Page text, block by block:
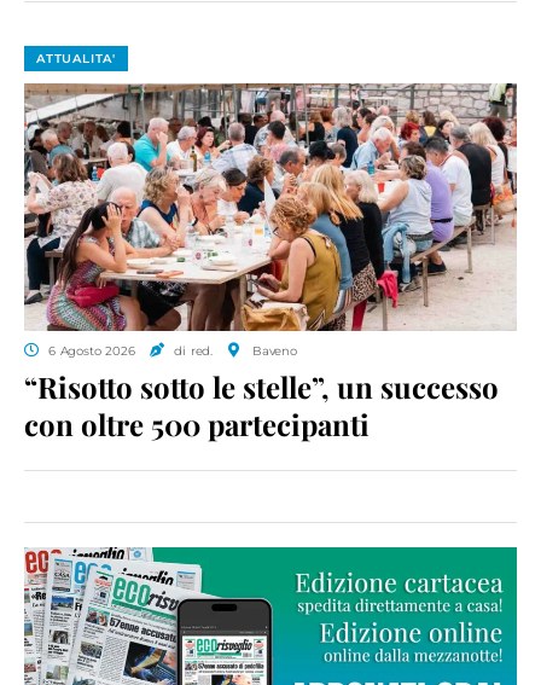
ATTUALITA'
6 Agosto 2026 di red. Baveno
“Risotto sotto le stelle”, un successo
con oltre 500 partecipanti